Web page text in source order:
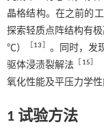
晶格结构。在之前的
探索轻质点阵结构有
℃）
13 。同时，发
驱体浸渍裂解法
15
氧化性能及平压力学性
1 试验方法